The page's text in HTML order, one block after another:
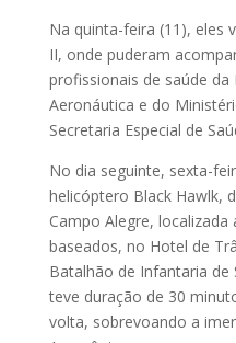
Na quinta-feira (11), eles
II, onde puderam
profissionais de saúde
Aeronáutica e do
Secretaria Especial de
No dia seguinte, sexta-
helicóptero Black Hawlk,
Campo Alegre,
baseados, no Hotel de
Batalhão de Infantaria de
teve duração de 30
volta, sobrevoando a